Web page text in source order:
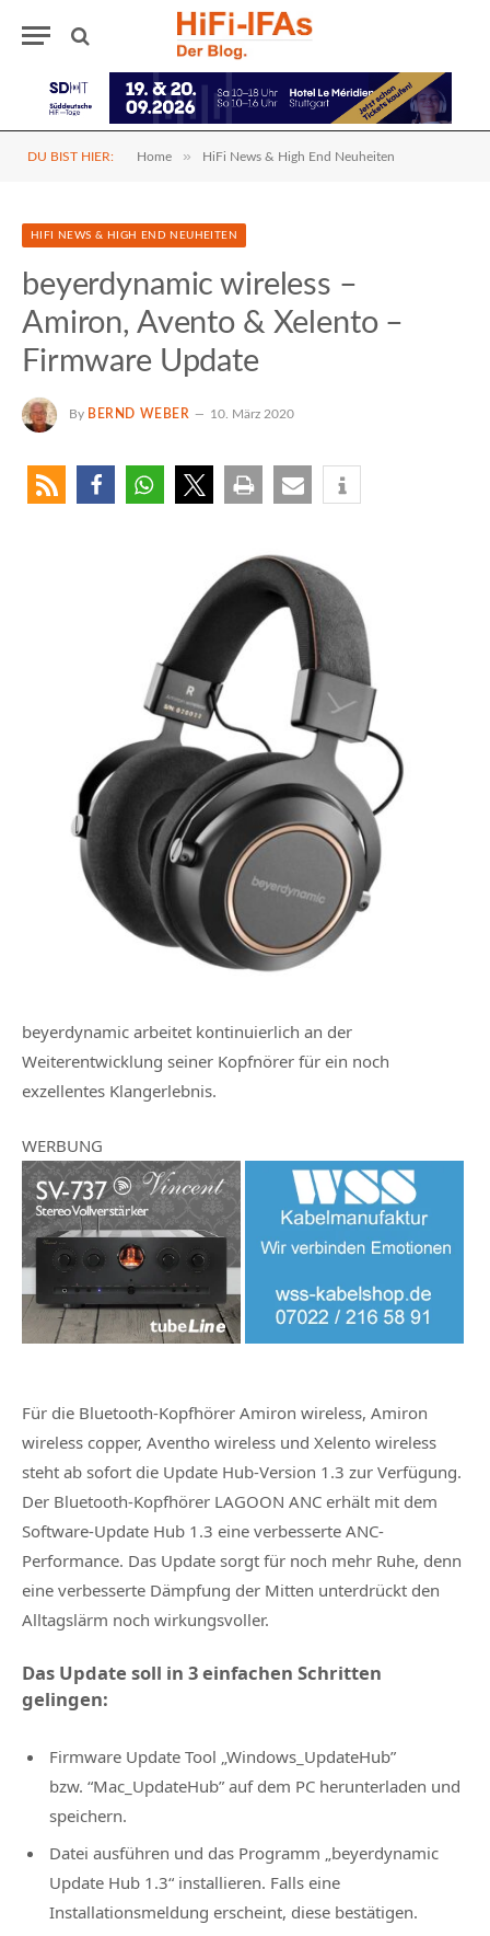
DU BIST HIER: Home » HiFi News & High End Neuheiten
HIFI NEWS & HIGH END NEUHEITEN
beyerdynamic wireless –
Amiron, Avento & Xelento –
Firmware Update
By BERND WEBER 10. März 2020
beyerdynamic arbeitet kontinuierlich an der
Weiterentwicklung seiner Kopfnörer für ein noch
exzellentes Klangerlebnis.
WERBUNG
Für die Bluetooth-Kopfhörer Amiron wireless, Amiron
wireless copper, Aventho wireless und Xelento wireless
steht ab sofort die Update Hub-Version 1.3 zur Verfügung.
Der Bluetooth-Kopfhörer LAGOON ANC erhält mit dem
Software-Update Hub 1.3 eine verbesserte ANC-
Performance. Das Update sorgt für noch mehr Ruhe, denn
eine verbesserte Dämpfung der Mitten unterdrückt den
Alltagslärm noch wirkungsvoller.
Das Update soll in 3 einfachen Schritten
gelingen:
Firmware Update Tool „Windows_UpdateHub”
bzw. “Mac_UpdateHub” auf dem PC herunterladen und
speichern.
Datei ausführen und das Programm „beyerdynamic
Update Hub 1.3“ installieren. Falls eine
Installationsmeldung erscheint, diese bestätigen.